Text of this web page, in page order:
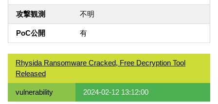
攻撃観測 不明
PoC公開 有
Rhysida Ransomware Cracked, Free Decryption Tool
Released
vulnerability 2024-02-12 13:12:00